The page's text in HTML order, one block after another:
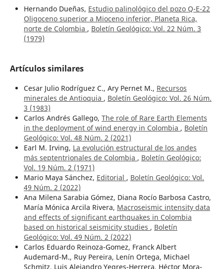
Hernando Dueñas, Estudio palinológico del pozo Q-E-22
Oligoceno superior a Mioceno inferior, Planeta Rica,
norte de Colombia , Boletín Geológico: Vol. 22 Núm. 3
(1979)
Artículos similares
Cesar Julio Rodríguez C., Ary Pernet M., Recursos
minerales de Antioquia , Boletín Geológico: Vol. 26 Núm.
3 (1983)
Carlos Andrés Gallego, The role of Rare Earth Elements
in the deployment of wind energy in Colombia , Boletín
Geológico: Vol. 48 Núm. 2 (2021)
Earl M. Irving, La evolución estructural de los andes
más septentrionales de Colombia , Boletín Geológico:
Vol. 19 Núm. 2 (1971)
Mario Maya Sánchez, Editorial , Boletín Geológico: Vol.
49 Núm. 2 (2022)
Ana Milena Sarabia Gómez, Diana Rocío Barbosa Castro,
María Mónica Arcila Rivera, Macroseismic intensity data
and effects of significant earthquakes in Colombia
based on historical seismicity studies , Boletín
Geológico: Vol. 49 Núm. 2 (2022)
Carlos Eduardo Reinoza-Gomez, Franck Albert
Audemard-M., Ruy Pereira, Lenín Ortega, Michael
Schmitz, Luis Alejandro Yegres-Herrera, Héctor Mora-